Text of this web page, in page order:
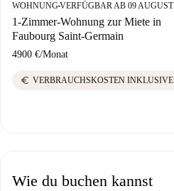
WOHNUNG■VERFÜGBAR AB 09 AUGUST
1-Zimmer-Wohnung zur Miete in
Faubourg Saint-Germain
4900 €/Monat
euro VERBRAUCHSKOSTEN INKLUSIVE
Wie du buchen kannst